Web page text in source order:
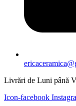
Livrări de Luni până
Icon-facebook